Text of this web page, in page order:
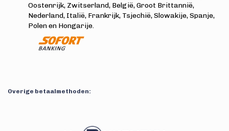
Oostenrijk, Zwitserland, België, Groot Brittannië,
Nederland, Italië, Frankrijk, Tsjechië, Slowakije, Spanje,
Polen en Hongarije.
Overige betaalmethoden: